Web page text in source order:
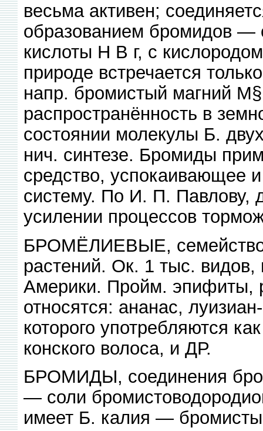
весьма активен;
образованием бромидов —
кислоты Н В г, с
природе встречается
напр. бромистый магний
распространённость в
состоянии молекулы Б.
нич. синтезе. Бромиды
средство, успокаивающее
систему. По И. П. Павлову,
усилении процессов
БРОМЁЛИЕВЫЕ, семейство
растений. Ок. 1 тыс.
Америки. Пройм. эпифиты,
относятся: ананас,
которого употребляются
конского волоса, и ДР.
БРОМИДЫ, соединения
— соли
имеет Б. калия —